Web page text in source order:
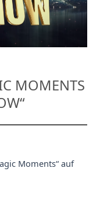
MOMENTS
Moments“ auf